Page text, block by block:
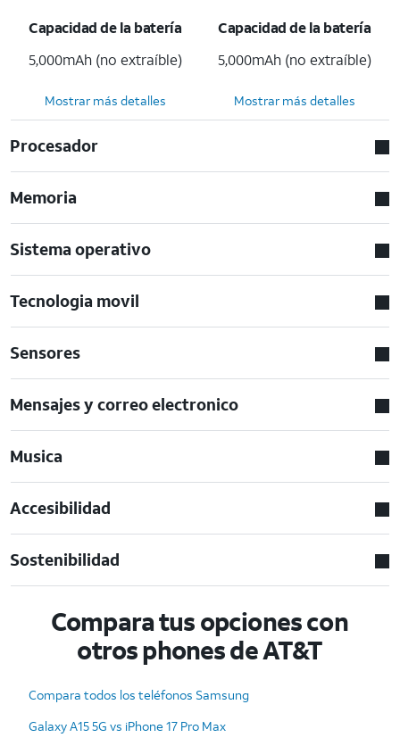
Capacidad de la batería
5,000mAh (no extraíble)
Capacidad de la batería
5,000mAh (no extraíble)
Mostrar más detalles Mostrar más detalles
Procesador
Memoria
Sistema operativo
Tecnologia movil
Sensores
Mensajes y correo electronico
Musica
Accesibilidad
Sostenibilidad
Compara tus opciones con
otros phones de AT&T
Compara todos los teléfonos Samsung
Galaxy A15 5G vs iPhone 17 Pro Max